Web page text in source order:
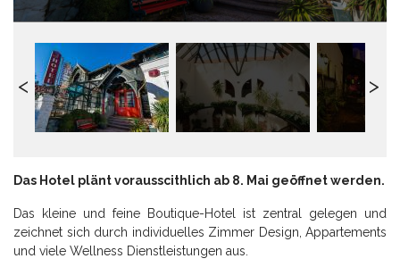
Das Hotel plänt vorausscithlich ab 8. Mai geöffnet werden.
Das kleine und feine Boutique-Hotel ist zentral gelegen und
zeichnet sich durch individuelles Zimmer Design, Appartements
und viele Wellness Dienstleistungen aus.